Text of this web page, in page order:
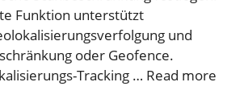
Funktion unterstützt
und
oder Geofence.
Tracking … Read more